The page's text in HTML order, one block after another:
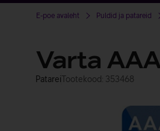
E-poe avaleht Puldid ja patareid
Varta
PatareiTootekood: 353468